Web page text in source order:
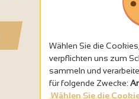
Wählen Sie die
verpflichten uns zum
sammeln und
für folgende Zwecke:
Wählen Sie die